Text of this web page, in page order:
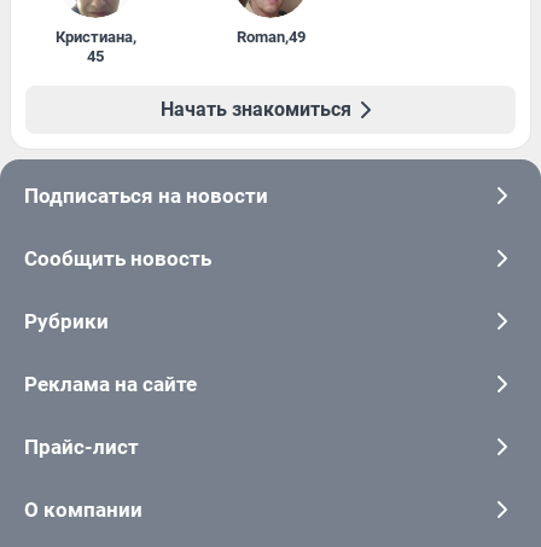
Кристиана,
45
Roman,49
Начать знакомиться
Подписаться на новости
Сообщить новость
Рубрики
Реклама на сайте
Прайс-лист
О компании